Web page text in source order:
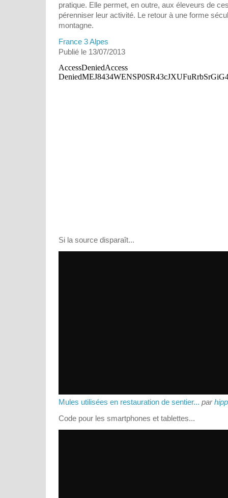
pratique. Elle permet, en outre, aux éleveurs de
pérenniser leur activité. Le retour à une forme
montagne.
France 3 Alpes
Publié le 13/07/2013
Si la source disparaît...
Mules utilisées en restauration de sentier... par
Code pour les smartphones et tablettes...